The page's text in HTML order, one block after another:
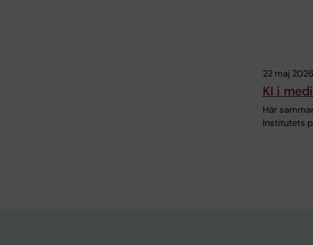
22 maj 2026
KI i
Här
Institutets